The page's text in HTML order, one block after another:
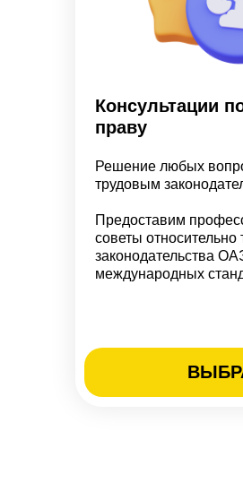
Решение любых
трудовым
Предоставим
советы относительно
законодательства
международных
Консультации
праву